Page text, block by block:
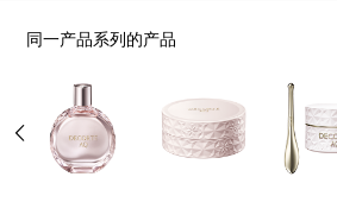
同一产品系列的产品